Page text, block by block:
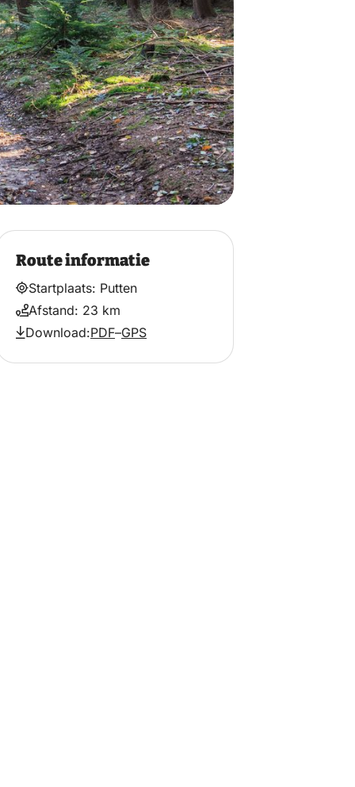
Route informatie
Startplaats: Putten
Afstand: 23 km
Download:PDF–GPS